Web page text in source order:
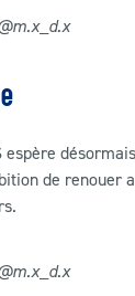
de